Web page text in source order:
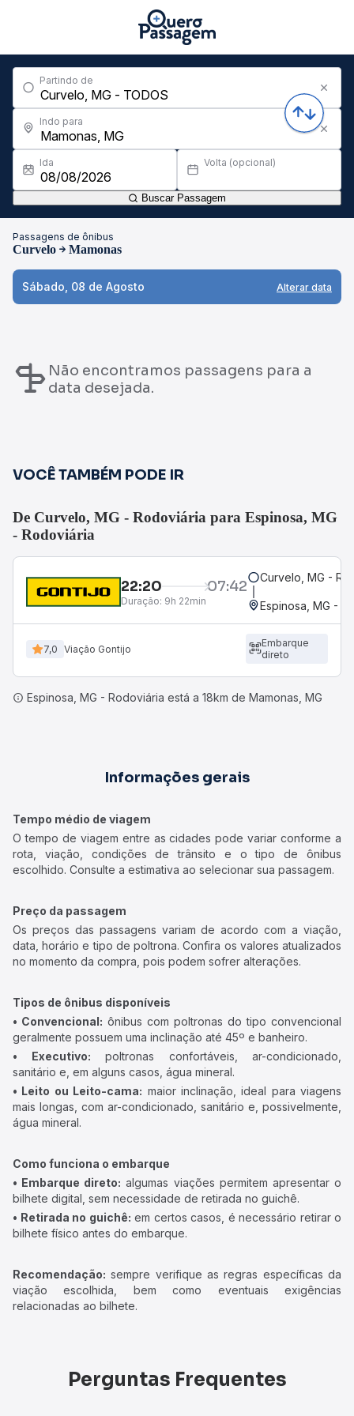
Partindo de
Indo para
Ida Volta (opcional)
Buscar Passagem
Passagens de ônibus
Curvelo Mamonas
Sábado, 08 de Agosto Alterar data
Não encontramos passagens para a
data desejada.
VOCÊ TAMBÉM PODE IR
De Curvelo, MG - Rodoviária para Espinosa, MG
- Rodoviária
22:20 07:42
Duração: 9h 22min
Curvelo, MG -
Espinosa, MG -
7,0 Viação Gontijo
Embarque
direto
Espinosa, MG - Rodoviária está a 18km de Mamonas, MG
Informações gerais
Tempo médio de viagem
O tempo de viagem entre as cidades pode variar conforme a
rota, viação, condições de trânsito e o tipo de ônibus
escolhido. Consulte a estimativa ao selecionar sua passagem.
Preço da passagem
Os preços das passagens variam de acordo com a viação,
data, horário e tipo de poltrona. Confira os valores atualizados
no momento da compra, pois podem sofrer alterações.
Tipos de ônibus disponíveis
• Convencional: ônibus com poltronas do tipo convencional
geralmente possuem uma inclinação até 45º e banheiro.
• Executivo: poltronas confortáveis, ar-condicionado,
sanitário e, em alguns casos, água mineral.
• Leito ou Leito-cama: maior inclinação, ideal para viagens
mais longas, com ar-condicionado, sanitário e, possivelmente,
água mineral.
Como funciona o embarque
• Embarque direto: algumas viações permitem apresentar o
bilhete digital, sem necessidade de retirada no guichê.
• Retirada no guichê: em certos casos, é necessário retirar o
bilhete físico antes do embarque.
Recomendação: sempre verifique as regras específicas da
viação escolhida, bem como eventuais exigências
relacionadas ao bilhete.
Perguntas Frequentes